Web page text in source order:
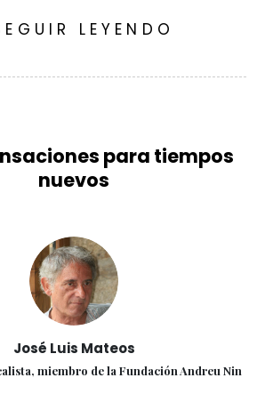
LEYENDO
para tiempos
nuevos
José Luis Mateos
miembro de la Fundación Andreu Nin